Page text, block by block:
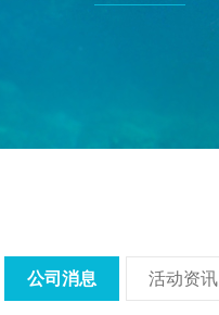
公司消息 活动资讯